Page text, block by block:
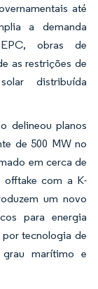
até
a demanda
obras de
as restrições de
distribuída
delineou planos
de 500 MW no
em cerca de
offtake com a K-
um novo
para energia
tecnologia de
marítimo e